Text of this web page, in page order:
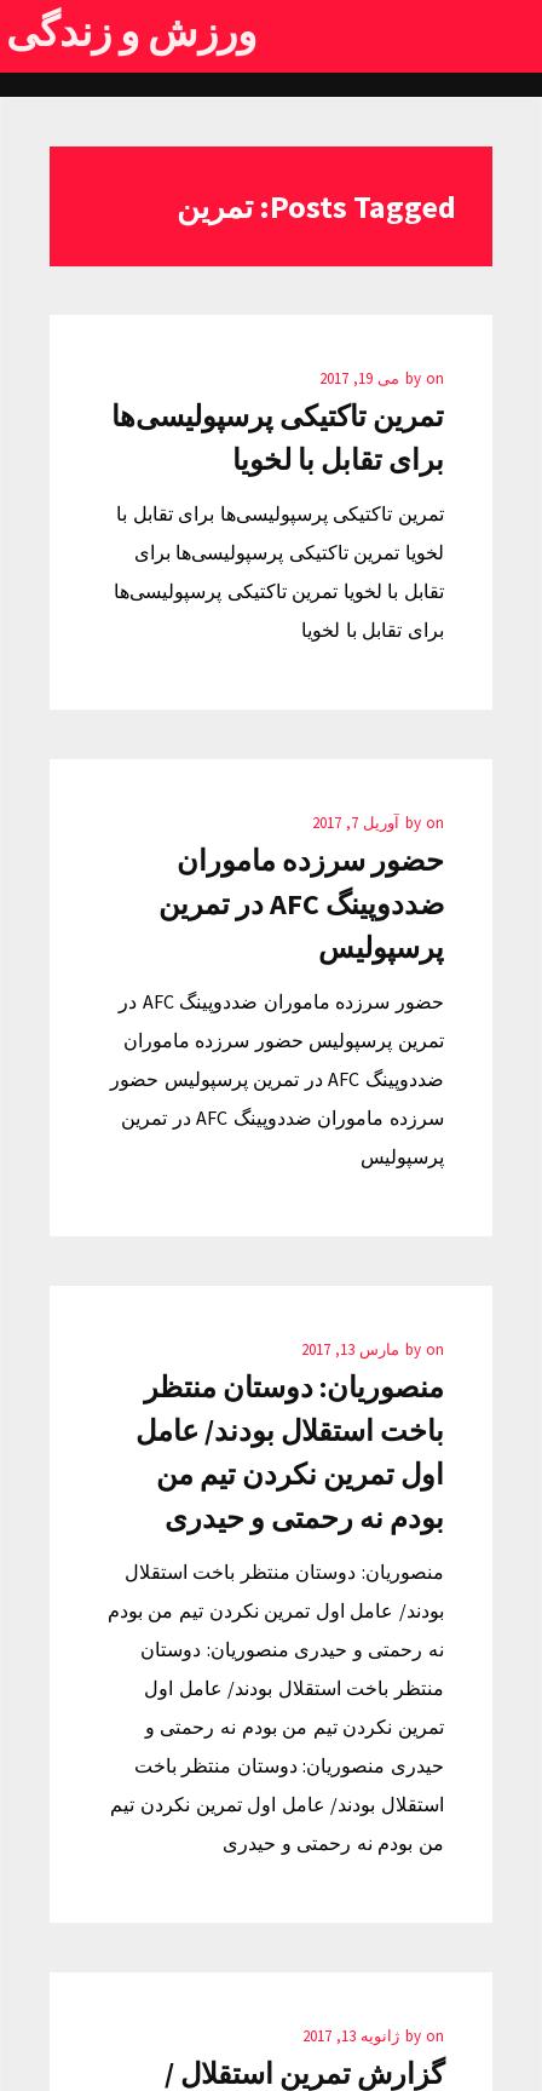
ورزش و زندگی
Posts Tagged: تمرین
by on می 19, 2017
تمرین تاکتیکی پرسپولیسی‌ها
برای تقابل با لخویا
تمرین تاکتیکی پرسپولیسی‌ها برای تقابل با
لخویا تمرین تاکتیکی پرسپولیسی‌ها برای
تقابل با لخویا تمرین تاکتیکی پرسپولیسی‌ها
برای تقابل با لخویا
by on آوریل 7, 2017
حضور سرزده ماموران
ضددوپینگ AFC در تمرین
پرسپولیس
حضور سرزده ماموران ضددوپینگ AFC در
تمرین پرسپولیس حضور سرزده ماموران
ضددوپینگ AFC در تمرین پرسپولیس حضور
سرزده ماموران ضددوپینگ AFC در تمرین
پرسپولیس
by on مارس 13, 2017
منصوریان: دوستان منتظر
باخت استقلال بودند/ عامل
اول تمرین نکردن تیم من
بودم نه رحمتی و حیدری
منصوریان: دوستان منتظر باخت استقلال
بودند/ عامل اول تمرین نکردن تیم من بودم
نه رحمتی و حیدری منصوریان: دوستان
منتظر باخت استقلال بودند/ عامل اول
تمرین نکردن تیم من بودم نه رحمتی و
حیدری منصوریان: دوستان منتظر باخت
استقلال بودند/ عامل اول تمرین نکردن تیم
من بودم نه رحمتی و حیدری
by on ژانویه 13, 2017
گزارش تمرین استقلال /